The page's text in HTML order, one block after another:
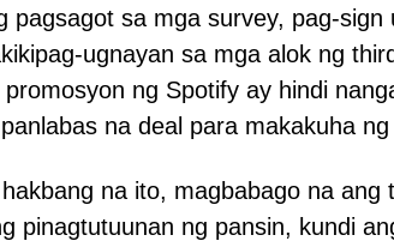
pagsagot sa mga survey, pag-
ugnayan sa mga alok ng
ng Spotify ay hindi
na deal para makakuha
na ito, magbabago na ang
pinagtutuunan ng pansin, kundi